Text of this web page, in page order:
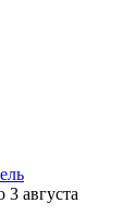
3 августа